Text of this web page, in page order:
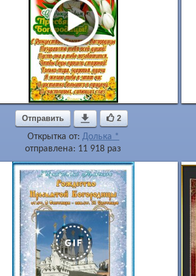
Отправить  2
Открытка от: Долька *
отправлена: 11 918 раз